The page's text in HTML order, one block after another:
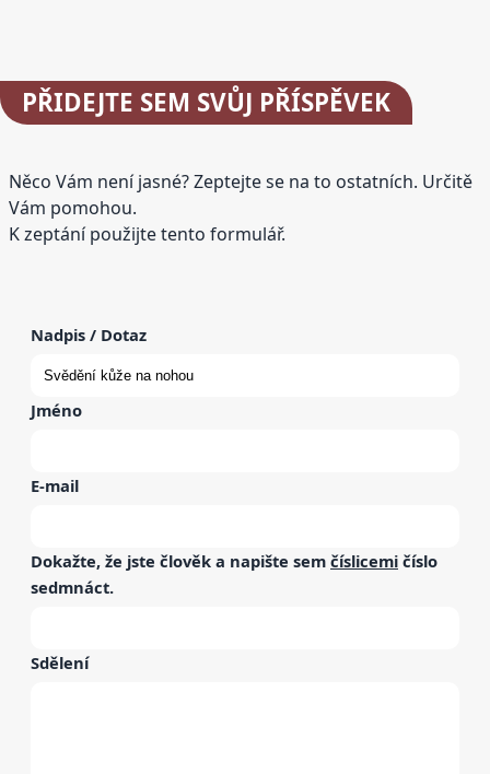
PŘIDEJTE SEM SVŮJ PŘÍSPĚVEK
Něco Vám není jasné? Zeptejte se na to ostatních. Určitě
Vám pomohou.
K zeptání použijte tento formulář.
Nadpis / Dotaz
Jméno
E-mail
Dokažte, že jste člověk a napište sem číslicemi číslo
sedmnáct.
Sdělení